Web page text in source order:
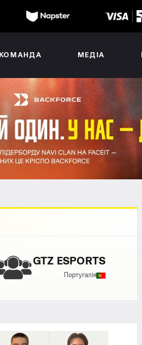
КОМАНДА МЕДІА
GTZ ESPORTS
Португалія